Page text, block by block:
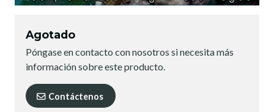
Agotado
Póngase en contacto con nosotros si necesita más
información sobre este producto.
Contáctenos